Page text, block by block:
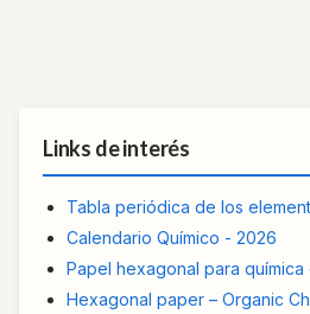
Links de interés
Tabla periódica de los
Calendario Químico - 2026
Papel hexagonal para química
Hexagonal paper – Organic